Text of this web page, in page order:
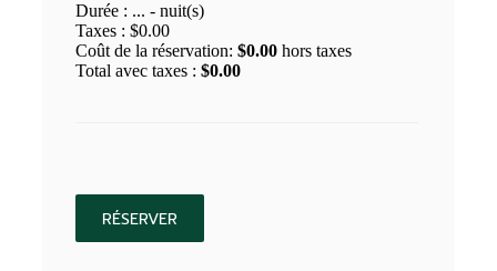
Durée : ... - nuit(s)
Taxes :$0.00
Coût de la réservation:$0.00 hors taxes
Total avec taxes :$0.00